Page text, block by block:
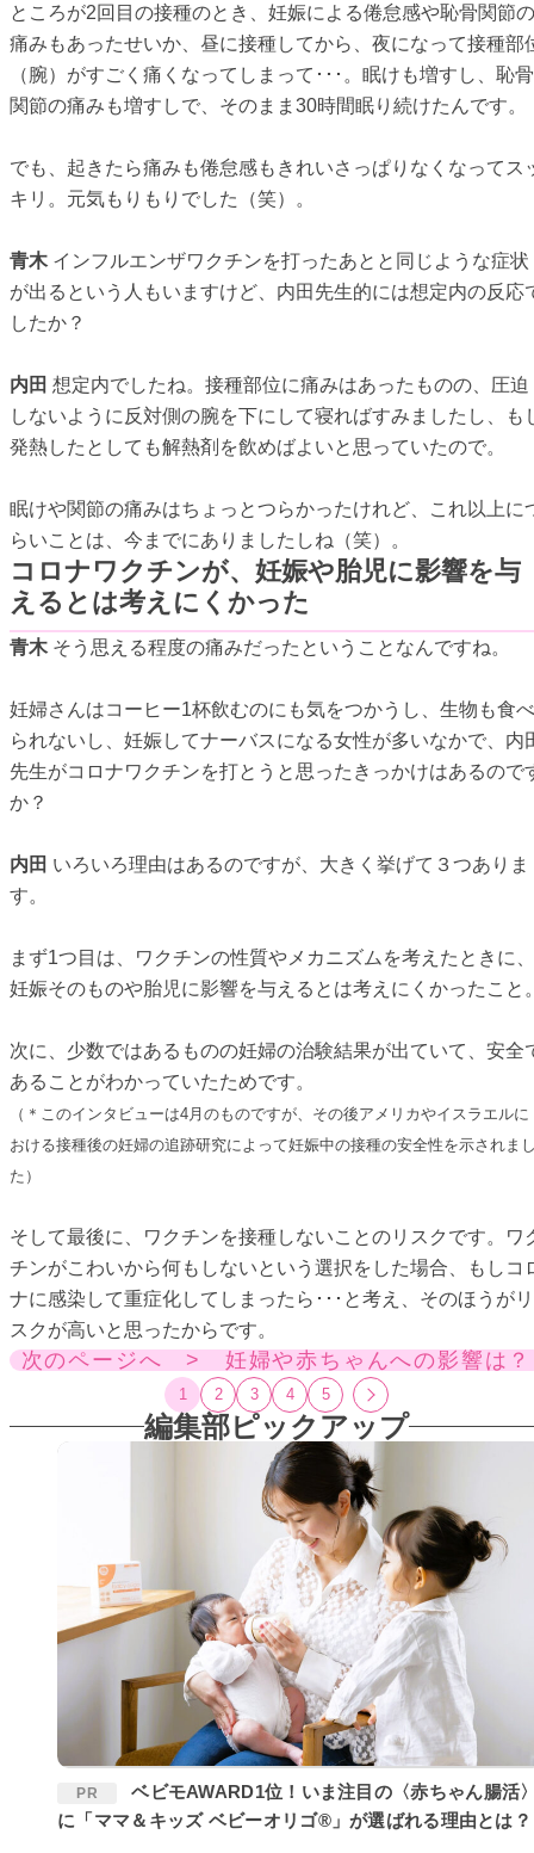
ところが2回目の接種のとき、妊娠による倦怠感や恥骨関節の
痛みもあったせいか、昼に接種してから、夜になって接種部
（腕）がすごく痛くなってしまって･･･。眠けも増すし、恥骨
関節の痛みも増すしで、そのまま30時間眠り続けたんです。
でも、起きたら痛みも倦怠感もきれいさっぱりなくなってス
キリ。元気もりもりでした（笑）。
青木インフルエンザワクチンを打ったあとと同じような症状
が出るという人もいますけど、内田先生的には想定内の反応
したか？
内田 想定内でしたね。接種部位に痛みはあったものの、圧迫
しないように反対側の腕を下にして寝ればすみましたし、も
発熱したとしても解熱剤を飲めばよいと思っていたので。
眠けや関節の痛みはちょっとつらかったけれど、これ以上に
らいことは、今までにありましたしね（笑）。
コロナワクチンが、妊娠や胎児に影響を与
えるとは考えにくかった
青木そう思える程度の痛みだったということなんですね。
妊婦さんはコーヒー1杯飲むのにも気をつかうし、生物も食べ
られないし、妊娠してナーバスになる女性が多いなかで、内
先生がコロナワクチンを打とうと思ったきっかけはあるので
か？
内田 いろいろ理由はあるのですが、大きく挙げて３つありま
す。
まず1つ目は、ワクチンの性質やメカニズムを考えたときに、
妊娠そのものや胎児に影響を与えるとは考えにくかったこと
次に、少数ではあるものの妊婦の治験結果が出ていて、安全
あることがわかっていたためです。
（＊このインタビューは4月のものですが、その後アメリカやイスラエルに
おける接種後の妊婦の追跡研究によって妊娠中の接種の安全性を示されま
た）
そして最後に、ワクチンを接種しないことのリスクです。ワ
チンがこわいから何もしないという選択をした場合、もしコ
ナに感染して重症化してしまったら･･･と考え、そのほうがリ
スクが高いと思ったからです。
次のページへ > 妊婦や赤ちゃんへの影響は？
1 2 3 4 5
編集部ピックアップ
PR
ベビモAWARD1位！いま注目の〈赤ちゃん腸活〉
に「ママ＆キッズ ベビーオリゴ®」が選ばれる理由とは？